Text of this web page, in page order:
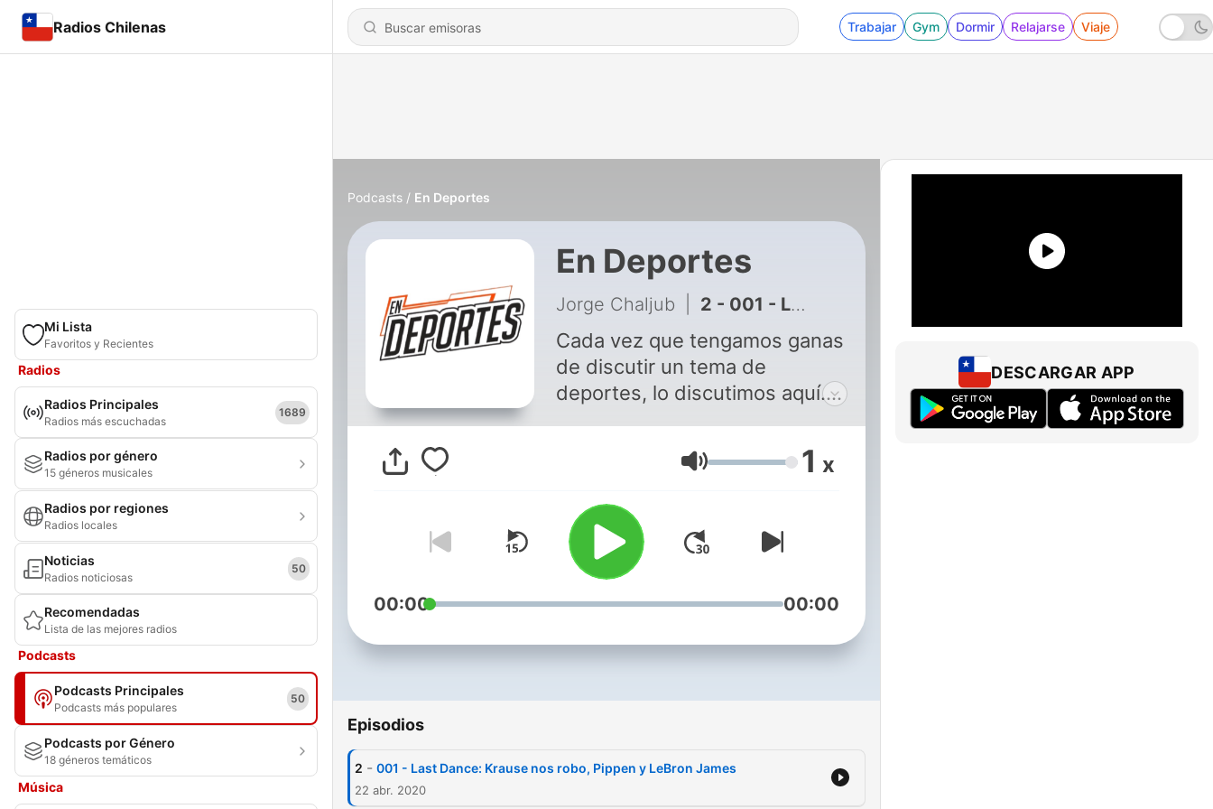
Radios Chilenas Trabajar Gym Dormir Relajarse Viaje
Mi Lista
Favoritos y Recientes
Radios
Radios Principales
Radios más escuchadas
1689
Radios por género
15 géneros musicales
Radios por regiones
Radios locales
Noticias
Radios noticiosas
50
Recomendadas
Lista de las mejores radios
Podcasts
Podcasts Principales
Podcasts más populares
50
Podcasts por Género
18 géneros temáticos
Música
Podcasts En Deportes
En Deportes
Jorge Chaljub 2 - 001 - Last Dance: Krause nos robo, Pippen y LeBron James
Cada vez que tengamos ganas
de discutir un tema de
deportes, lo discutimos aquí.
o si se trata de comparar
jugadores, quejarnos de una
como hablas con tus amig@s,
de esa manera lo vas a
escuchar.
Volumen 1 x
00:00 00:00
Episodios
2 - 001 - Last Dance: Krause nos robo, Pippen y LeBron James
22 abr. 2020
DESCARGAR APP